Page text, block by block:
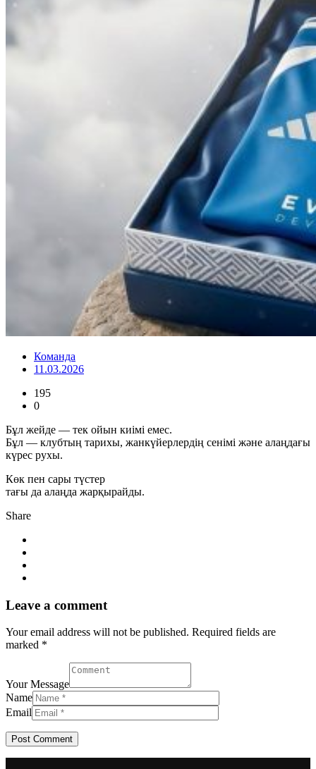
Команда
11.03.2026
195
0
Бұл жейде — тек ойын киімі емес.
Бұл — клубтың тарихы, жанкүйерлердің сенімі және алаңдағы
күрес рухы.
Көк пен сары түстер
тағы да алаңда жарқырайды.
Share
Leave a comment
Your email address will not be published. Required fields are
marked *
Your Message
Name
Email